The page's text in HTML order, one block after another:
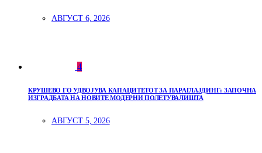
АВГУСТ 6, 2026
4
КРУШЕВО ГО УДВОЈУВА КАПАЦИТЕТОТ ЗА ПАРАГЛАЈДИНГ: ЗАПОЧНА
ИЗГРАДБАТА НА НОВИТЕ МОДЕРНИ ПОЛЕТУВАЛИШТА
АВГУСТ 5, 2026